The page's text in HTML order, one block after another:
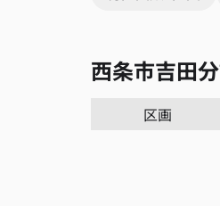
西条市吉田
区画